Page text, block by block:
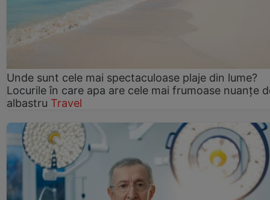
Unde sunt cele mai spectaculoase plaje din lume?
Locurile în care apa are cele mai frumoase nuanțe
albastru Travel